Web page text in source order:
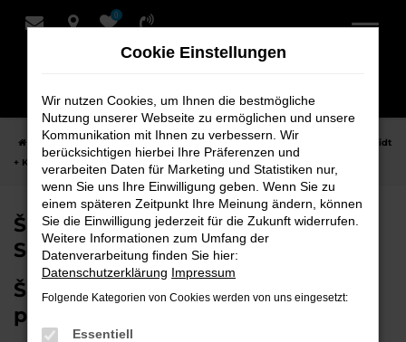
Zum
0
Startseite Syke Škoda
Škoda Tageszulassung für Syke bei Schmidt
+ Koch
Škoda Tageszulassung für Syke bei
Schmidt + Koch
Škoda Tageszulassung – Die
perfekte Wahl für Syke
Cookie Einstellungen
Wir nutzen Cookies, um Ihnen die bestmögliche
Nutzung unserer Webseite zu ermöglichen und unsere
Kommunikation mit Ihnen zu verbessern. Wir
berücksichtigen hierbei Ihre Präferenzen und
verarbeiten Daten für Marketing und Statistiken nur,
wenn Sie uns Ihre Einwilligung geben. Wenn Sie zu
einem späteren Zeitpunkt Ihre Meinung ändern, können
Sie die Einwilligung jederzeit für die Zukunft widerrufen.
Weitere Informationen zum Umfang der
Datenverarbeitung finden Sie hier:
Datenschutzerklärung Impressum
Folgende Kategorien von Cookies werden von uns eingesetzt:
Essentiell